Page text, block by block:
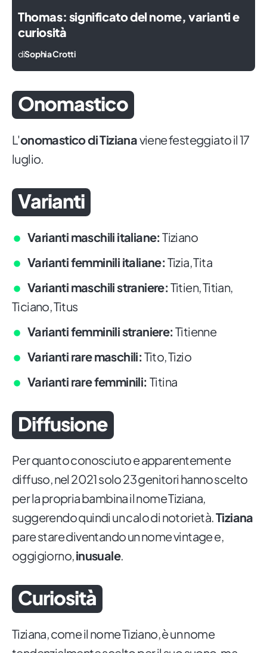
Thomas: significato del nome, varianti e
curiosità
diSophia Crotti
Onomastico
L'onomastico di Tizianaviene festeggiato il 17
luglio.
Varianti
Varianti maschili italiane: Tiziano
Varianti femminili italiane: Tizia, Tita
Varianti maschili straniere: Titien, Titian,
Ticiano, Titus
Varianti femminili straniere: Titienne
Varianti rare maschili: Tito, Tizio
Varianti rare femminili:Titina
Diffusione
Per quanto conosciuto e apparentemente
diffuso, nel 2021 solo 23 genitori hanno scelto
per la propria bambina il nome Tiziana,
suggerendo quindi un calo di notorietà.Tiziana
pare stare diventando un nome vintage e,
oggigiorno,inusuale.
Curiosità
Tiziana, come il nome Tiziano, è un nome